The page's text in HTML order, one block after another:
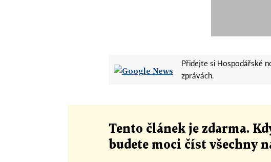
Přidejte si Hospodářské
zprávách.
Tento článek je zdarma.
budete moci číst všechny